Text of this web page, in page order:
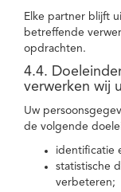
Elke partner blijft
betreffende
opdrachten.
4.4.
verwerken wij
Uw
de volgende
identificatie
statistische
verbeteren;